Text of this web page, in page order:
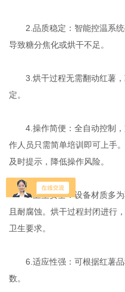
2.品质稳定：智能控温系统
导致糖分焦化或烘干不足。
3.烘干过程无需翻动红薯，
定。
4.操作简便：全自动控制，
作人员只需简单培训即可上手
及时提示，降低操作风险。
5.卫生安全：设备材质多为
且耐腐蚀。烘干过程封闭进行
卫生要求。
6.适应性强：可根据红薯品
数。